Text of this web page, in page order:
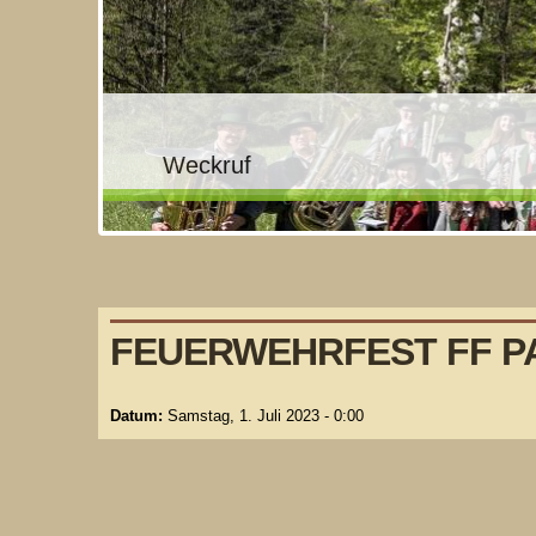
Wunschkonzert
Feuerwehrfest Altenmarkt
Weckruf
Fasching
Stocktunier der Landler
Probenworkshop
Musikausflug nach Innsbruck
Jubiläumsfest Unterlaussa
Musikfest Palfau
Jungmusikerlager
FEUERWEHRFEST FF
Datum: Samstag, 1. Juli 2023 - 0:00